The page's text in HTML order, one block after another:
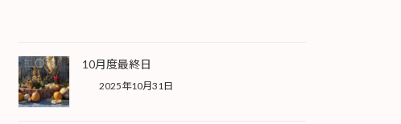
10月度最終日
2025年10月31日